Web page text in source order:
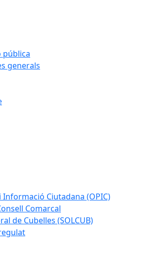
pública
generals
Ciutadana (OPIC)
Comarcal
de Cubelles (SOLCUB)